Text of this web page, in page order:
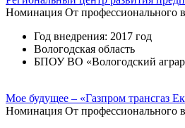
Номинация От профессионального
Год внедрения: 2017 год
Вологодская область
БПОУ ВО «Вологодский
Мое будущее – «Газпром трансгаз
Номинация От профессионального